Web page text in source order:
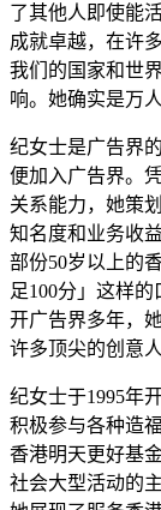
了其他人即使能
成就卓越，在许
我们的国家和世
响。她确实是万
纪女士是广告界
便加入广告界。
关系能力，她策
知名度和业务收
部份50岁以上的
足100分」这样
开广告界多年，
许多顶尖的创意
纪女士于1995年
积极参与各种造
香港明天更好基
社会大型活动的